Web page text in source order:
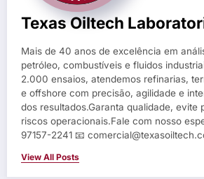
Texas Oiltech
Mais de 40 anos de excelência em
petróleo, combustíveis e fluidos
2.000 ensaios, atendemos refinarias,
e offshore com precisão, agilidade e
dos resultados.Garanta qualidade, evite
riscos operacionais.Fale com nosso
97157-2241 📧
View All Posts